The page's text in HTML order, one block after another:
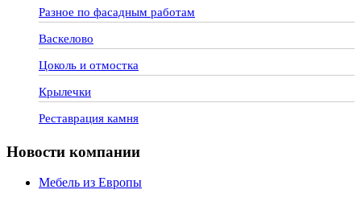
Разное по фасадным работам
Васкелово
Цоколь и отмостка
Крылечки
Реставрация камня
Новости компании
Мебель из Европы